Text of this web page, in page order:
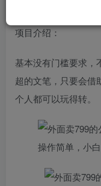
项目介绍：
基本没有门槛要求，
超的文笔，只要会借
个人都可以玩得转。